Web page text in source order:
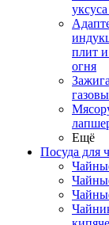
плит и
огня
Ещё
Посуда для